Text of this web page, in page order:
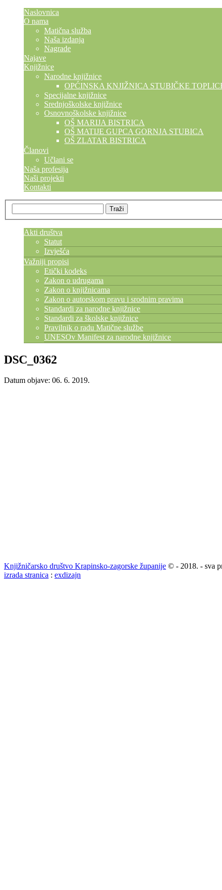
Naslovnica
O nama
Matična služba
Naša izdanja
Nagrade
Najave
Knjižnice
Narodne knjižnice
OPĆINSKA KNJIŽNICA STUBIČKE
Specijalne knjižnice
Srednjoškolske knjižnice
Osnovnoškolske knjižnice
OŠ MARIJA BISTRICA
OŠ MATIJE GUPCA GORNJA STUBICA
OŠ ZLATAR BISTRICA
Članovi
Učlani se
Naša profesija
Naši projekti
Kontakti
Akti društva
Statut
Izvješća
Važniji propisi
Etički kodeks
Zakon o udrugama
Zakon o knjižnicama
Zakon o autorskom pravu i srodnim pravima
Standardi za narodne knjižnice
Standardi za školske knjižnice
Pravilnik o radu Matične službe
UNESOv Manifest za narodne knjižnice
DSC_0362
Datum objave: 06. 6. 2019.
Knjižničarsko društvo Krapinsko-zagorske županije © - 2018. - sva
izrada stranica : exdizajn